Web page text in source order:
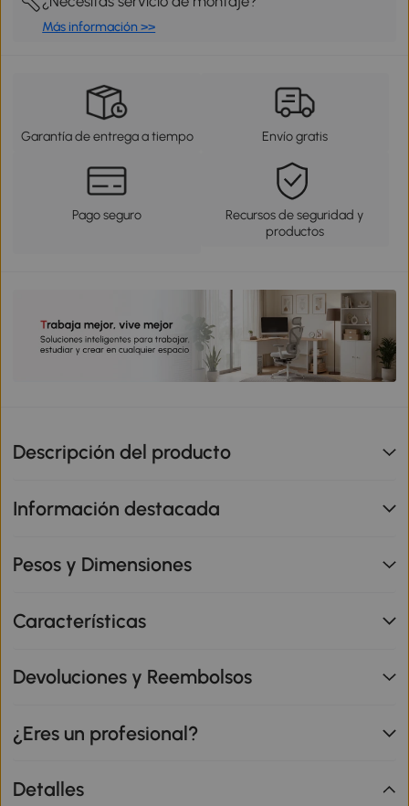
Más información >>
Garantía de entrega a tiempo Envío gratis
Pago seguro
Recursos de seguridad y
productos
Descripción del producto
Información destacada
Pesos y Dimensiones
Características
Devoluciones y Reembolsos
¿Eres un profesional?
Detalles